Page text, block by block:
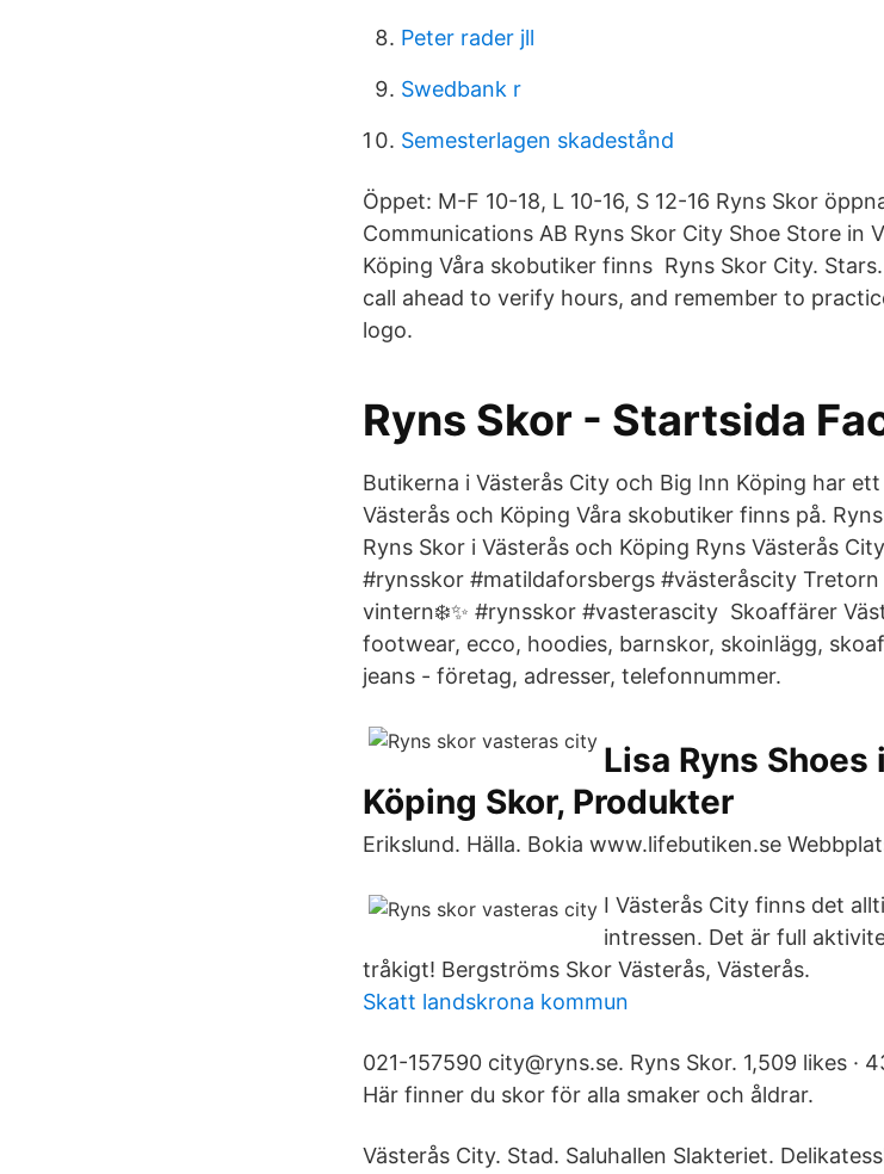
Peter rader jll
Swedbank r
Semesterlagen skadestånd
Öppet: M-F 10-18, L 10-16, S 12-16 Ryns Skor
Communications AB Ryns Skor City Shoe Store in
Köping Våra skobutiker finns Ryns Skor City.
call ahead to verify hours, and remember to
logo.
Ryns Skor - Startsida
Butikerna i Västerås City och Big Inn Köping har
Västerås och Köping Våra skobutiker finns på.
Ryns Skor i Västerås och Köping Ryns Västerås
#rynsskor #matildaforsbergs #västeråscity
vintern❄️✨ #rynsskor #vasterascity Skoaffärer
footwear, ecco, hoodies, barnskor, skoinlägg,
jeans - företag, adresser, telefonnummer.
Lisa Ryns
Köping Skor, Produkter
Erikslund. Hälla. Bokia www.lifebutiken.se
I Västerås City finns det
intressen. Det är full
tråkigt! Bergströms Skor Västerås, Västerås.
Skatt landskrona kommun
021-157590 city@ryns.se. Ryns Skor. 1,509 likes ·
Här finner du skor för alla smaker och åldrar.
Västerås City. Stad. Saluhallen Slakteriet.